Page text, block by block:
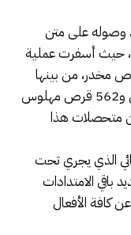
وصوله على متن
حيث أسفرت عملية
عن العثور بحوزته على 1762 قرص مخدر، من بينها
1200 قرص طبي مخدر من نوع ريفوتريل و562 قرص مهلوس
متحصلات هذا
الذي يجري تحت
باقي الامتدادات
كافة الأفعال